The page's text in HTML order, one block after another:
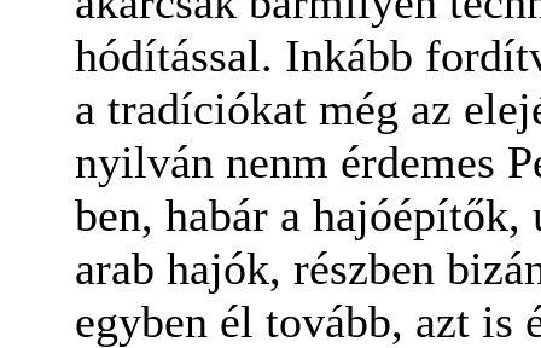
hódítással. Inkább
a tradíciókat még az
nyilván nenm érdemes
ben, habár a
arab hajók, részben
egyben él tovább, azt is